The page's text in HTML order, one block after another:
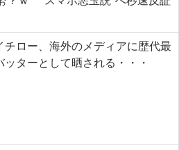
チロー、海外のメディアに歴代最
ターとして晒される・・・